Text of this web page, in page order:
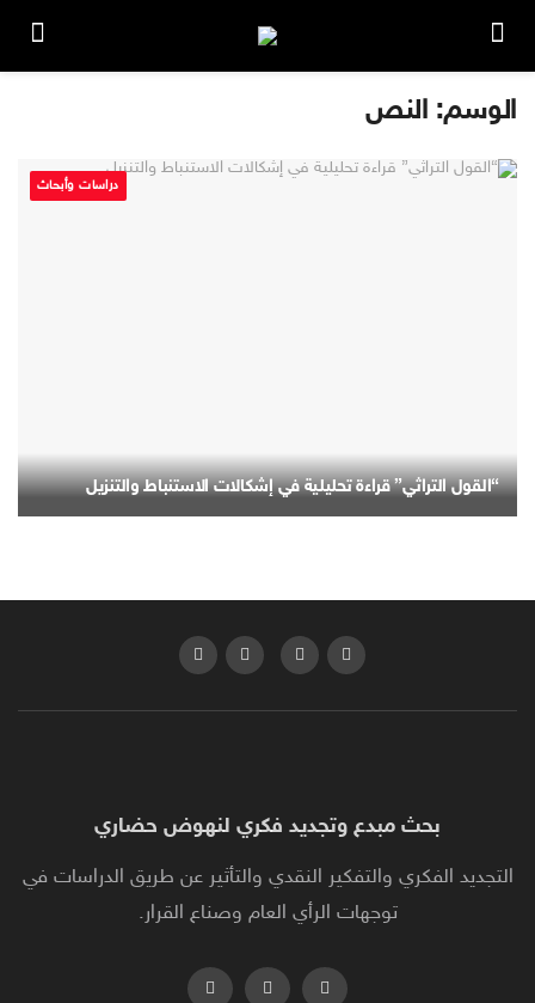
الوسم: النص
دراسات وأبحاث
“القول التراثي” قراءة تحليلية في إشكالات الاستنباط والتنزيل
بحث مبدع وتجديد فكري لنهوض حضاري
التجديد الفكري والتفكير النقدي والتأثير عن طريق الدراسات في
توجهات الرأي العام وصناع القرار.